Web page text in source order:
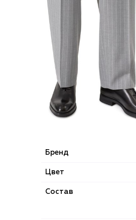
Бренд
Цвет
Состав